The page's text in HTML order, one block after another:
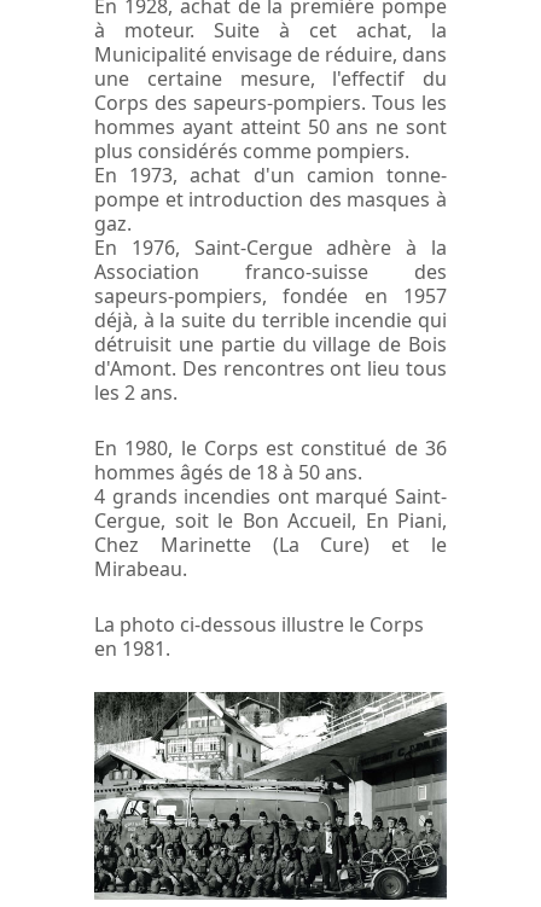
En 1928, achat de la première pompe
à moteur. Suite à cet achat, la
Municipalité envisage de réduire, dans
une certaine mesure, l'effectif du
Corps des sapeurs-pompiers. Tous les
hommes ayant atteint 50 ans ne sont
plus considérés comme pompiers.
En 1973, achat d'un camion tonne-
pompe et introduction des masques à
gaz.
En 1976, Saint-Cergue adhère à la
Association franco-suisse des
sapeurs-pompiers, fondée en 1957
déjà, à la suite du terrible incendie qui
détruisit une partie du village de Bois
d'Amont. Des rencontres ont lieu tous
les 2 ans.
En 1980, le Corps est constitué de 36
hommes âgés de 18 à 50 ans.
4 grands incendies ont marqué Saint-
Cergue, soit le Bon Accueil, En Piani,
Chez Marinette (La Cure) et le
Mirabeau.
La photo ci-dessous illustre le Corps
en 1981.